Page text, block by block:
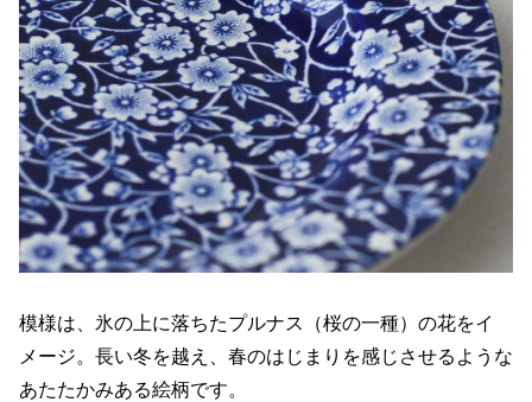
模様は、氷の上に落ちたプルナス（桜の一種）の花をイ
メージ。長い冬を越え、春のはじまりを感じさせるような
あたたかみある絵柄です。